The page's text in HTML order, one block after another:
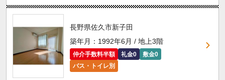
長野県佐久市新子田
築年月：1992年6月 / 地上3階
仲介手数料半額 礼金0
敷金0
バス・トイレ別